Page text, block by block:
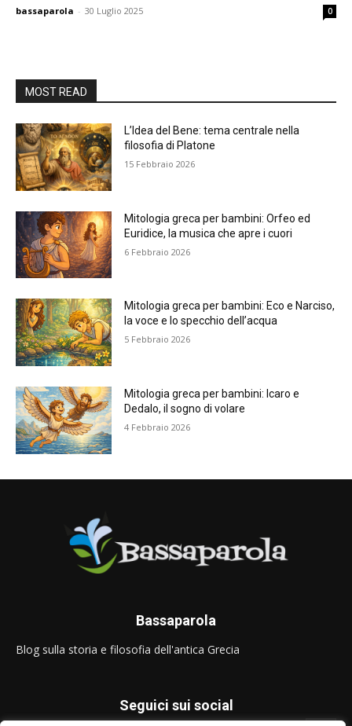
bassaparola - 30 Luglio 2025 0
MOST READ
L’Idea del Bene: tema centrale nella
filosofia di Platone
15 Febbraio 2026
Mitologia greca per bambini: Orfeo ed
Euridice, la musica che apre i cuori
6 Febbraio 2026
Mitologia greca per bambini: Eco e Narciso,
la voce e lo specchio dell’acqua
5 Febbraio 2026
Mitologia greca per bambini: Icaro e
Dedalo, il sogno di volare
4 Febbraio 2026
Bassaparola
Blog sulla storia e filosofia dell'antica Grecia
Seguici sui social